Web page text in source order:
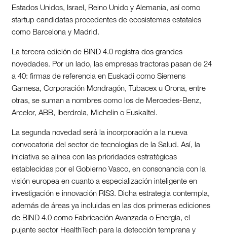
Estados Unidos, Israel, Reino Unido y Alemania, así como
startup candidatas procedentes de ecosistemas estatales
como Barcelona y Madrid.
La tercera edición de BIND 4.0 registra dos grandes
novedades. Por un lado, las empresas tractoras pasan de 24
a 40: firmas de referencia en Euskadi como Siemens
Gamesa, Corporación Mondragón, Tubacex u Orona, entre
otras, se suman a nombres como los de Mercedes-Benz,
Arcelor, ABB, Iberdrola, Michelin o Euskaltel.
La segunda novedad será la incorporación a la nueva
convocatoria del sector de tecnologías de la Salud. Así, la
iniciativa se alinea con las prioridades estratégicas
establecidas por el Gobierno Vasco, en consonancia con la
visión europea en cuanto a especialización inteligente en
investigación e innovación RIS3. Dicha estrategia contempla,
además de áreas ya incluidas en las dos primeras ediciones
de BIND 4.0 como Fabricación Avanzada o Energía, el
pujante sector HealthTech para la detección temprana y